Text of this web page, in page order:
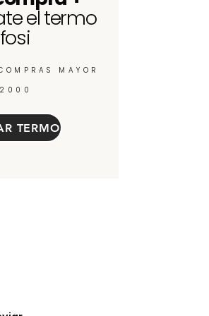
el termo
MAYOR
TERMO